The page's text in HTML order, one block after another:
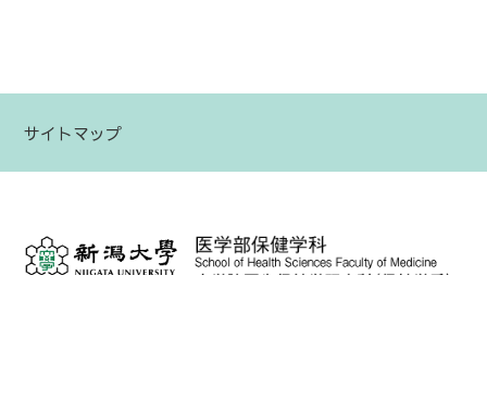
サイトマップ